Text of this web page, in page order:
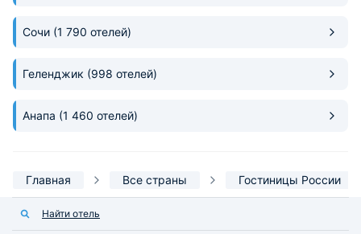
Сочи (1 790 отелей)
Геленджик (998 отелей)
Анапа (1 460 отелей)
Главная Все страны Гостиницы России
Найти отель